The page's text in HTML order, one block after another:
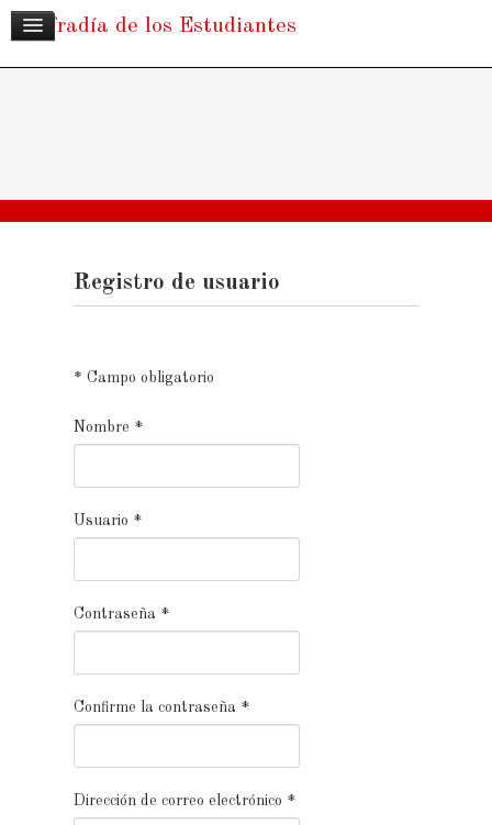
Cofradía de los Estudiantes
Registro de usuario
* Campo obligatorio
Nombre *
Usuario *
Contraseña *
Confirme la contraseña *
Dirección de correo electrónico *